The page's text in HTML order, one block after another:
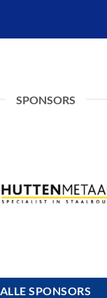
SPONSORS
ALLE SPONSORS